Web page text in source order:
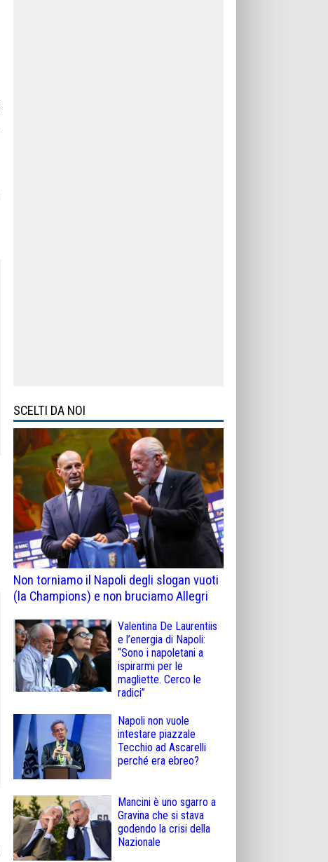
SCELTI DA NOI
Non torniamo il Napoli degli slogan vuoti
(la Champions) e non bruciamo Allegri
Valentina De Laurentiis
e l’energia di Napoli:
“Sono i napoletani a
ispirarmi per le
magliette. Cerco le
radici”
Napoli non vuole
intestare piazzale
Tecchio ad Ascarelli
perché era ebreo?
Mancini è uno sgarro a
Gravina che si stava
godendo la crisi della
Nazionale